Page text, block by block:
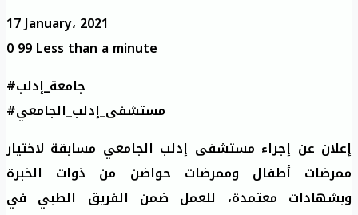
17 January، 2021
099Less than a minute
#جامعة_إدلب
#مستشفى_إدلب_الجامعي
إعلان عن إجراء مستشفى إدلب الجامعي مسابقة لاختيار
ممرضات أطفال وممرضات حواضن من ذوات الخبرة
وبشهادات معتمدة، للعمل ضمن الفريق الطبي في